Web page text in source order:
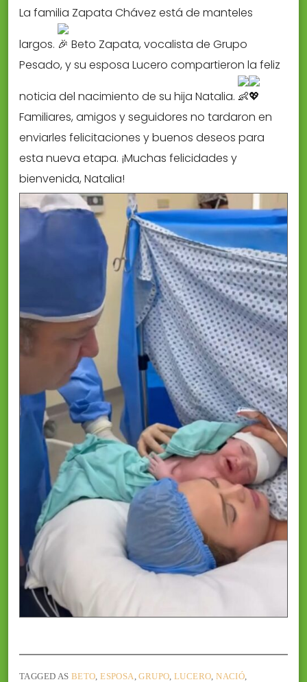
La familia Zapata Chávez está de manteles
largos.
Beto Zapata, vocalista de Grupo
Pesado, y su esposa Lucero compartieron la feliz
noticia del nacimiento de su hija Natalia.
Familiares, amigos y seguidores no tardaron en
enviarles felicitaciones y buenos deseos para
esta nueva etapa. ¡Muchas felicidades y
bienvenida, Natalia!
TAGGED AS BETO ,ESPOSA ,GRUPO ,LUCERO ,NACIÓ